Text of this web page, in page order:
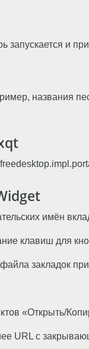
запускается и
названия
имён
клавиш для
закладок
«Открыть/
URL с